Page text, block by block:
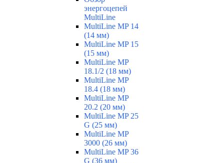
энергоцепей
MultiLine
MultiLine MP 14
(14 мм)
MultiLine MP 15
(15 мм)
MultiLine MP
18.1/2 (18 мм)
MultiLine MP
18.4 (18 мм)
MultiLine MP
20.2 (20 мм)
MultiLine MP 25
G (25 мм)
MultiLine MP
3000 (26 мм)
MultiLine MP 36
G (36 мм)